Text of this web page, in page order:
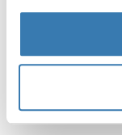
Thule Chasm bolso de